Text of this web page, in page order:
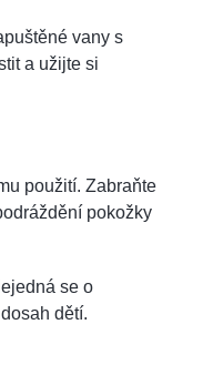
vany s
a užijte si
použití. Zabraňte
pokožky
se o
dětí.